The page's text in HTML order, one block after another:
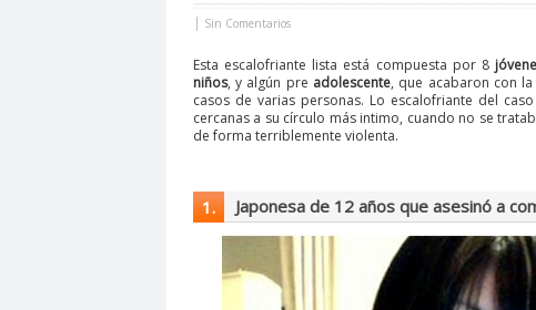
| Sin Comentarios
Esta escalofriante lista está compuesta por 8
niños, y algún pre adolescente, que acabaron con
casos de varias personas. Lo escalofriante del
cercanas a su círculo más intimo, cuando no se
de forma terriblemente violenta.
1. Japonesa de 12 años que asesinó a